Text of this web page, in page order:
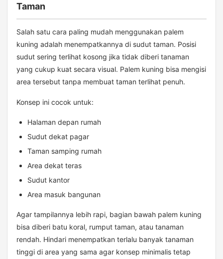
Taman
Salah satu cara paling mudah menggunakan palem
kuning adalah menempatkannya di sudut taman. Posisi
sudut sering terlihat kosong jika tidak diberi tanaman
yang cukup kuat secara visual. Palem kuning bisa mengisi
area tersebut tanpa membuat taman terlihat penuh.
Konsep ini cocok untuk:
Halaman depan rumah
Sudut dekat pagar
Taman samping rumah
Area dekat teras
Sudut kantor
Area masuk bangunan
Agar tampilannya lebih rapi, bagian bawah palem kuning
bisa diberi batu koral, rumput taman, atau tanaman
rendah. Hindari menempatkan terlalu banyak tanaman
tinggi di area yang sama agar konsep minimalis tetap